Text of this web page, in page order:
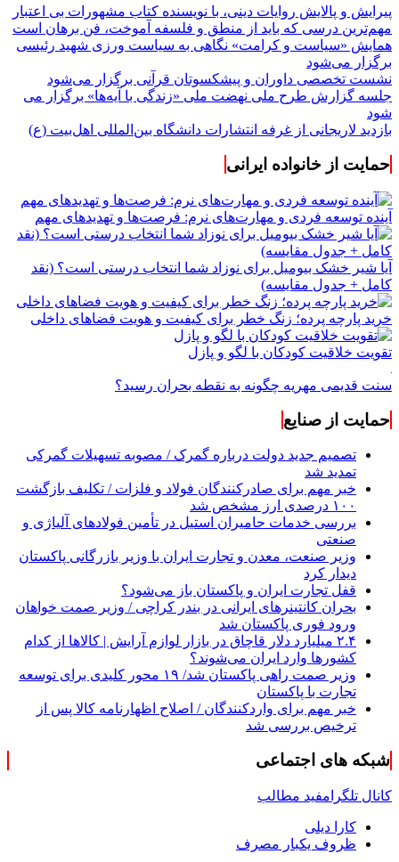
پیرایش و پالایش روایات دینی، با نویسنده کتاب مشهورات بی اعتبار
مهم‌ترین درسی که باید از منطق و فلسفه آموخت، فن برهان است
همایش «سیاست و کرامت» نگاهی به سیاست ورزی شهید رئیسی
برگزار می‌شود
نشست تخصصی داوران و پیشکسوتان قرآنی برگزار می‌شود
جلسه گزارش طرح ملی نهضت ملی «زندگی با آیه‌ها» برگزار می
شود
بازدید لاریجانی از غرفه انتشارات دانشگاه بین‌المللی اهل‌بیت (ع)
حمایت از خانواده ایرانی
آینده توسعه فردی و مهارت‌های نرم: فرصت‌ها و تهدیدهای مهم
آیا شیر خشک بیومیل برای نوزاد شما انتخاب درستی است؟ (نقد
کامل + جدول مقایسه)
خرید پارچه پرده؛ زنگ خطر برای کیفیت و هویت فضاهای داخلی
تقویت خلاقیت کودکان با لگو و پازل
سنت قدیمی مهریه چگونه به نقطه بحران رسید؟
حمایت از صنایع
تصمیم جدید دولت درباره گمرک / مصوبه تسهیلات گمرکی
تمدید شد
خبر مهم برای صادرکنندگان فولاد و فلزات / تکلیف بازگشت
۱۰۰ درصدی ارز مشخص شد
بررسی خدمات حامیران استیل در تأمین فولادهای آلیاژی و
صنعتی
وزیر صنعت، معدن و تجارت ایران با وزیر بازرگانی پاکستان
دیدار کرد
قفل تجارت ایران و پاکستان باز می‌شود؟
بحران کانتینر‌های ایرانی در بندر کراچی / وزیر صمت خواهان
ورود فوری پاکستان شد
۲.۴ میلیارد دلار قاچاق در بازار لوازم آرایش | کالاها از کدام
کشورها وارد ایران می‌شوند؟
وزیر صمت راهی پاکستان شد/ ۱۹ محور کلیدی برای توسعه
تجارت با پاکستان
خبر مهم برای واردکنندگان / اصلاح اظهارنامه کالا پس از
ترخیص بررسی شد
شبکه های اجتماعی
کانال تلگرامفید مطالب
کارا دیلی
ظروف یکبار مصرف